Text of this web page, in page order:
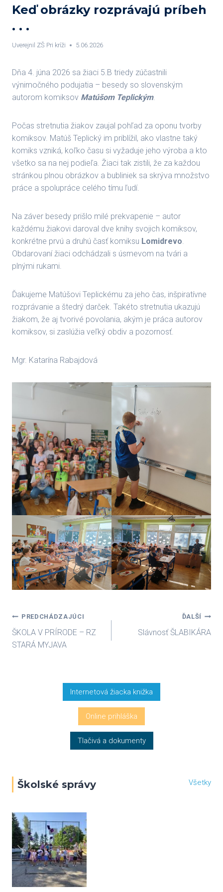
Keď obrázky rozprávajú príbeh
. . .
Uverejnil ZŠ Pri kríži 5.06.2026
Dňa 4. júna 2026 sa žiaci 5.B triedy zúčastnili
výnimočného podujatia – besedy so slovenským
autorom komiksov Matúšom Teplickým.
Počas stretnutia žiakov zaujal pohľad za oponu tvorby
komiksov. Matúš Teplický im priblížil, ako vlastne taký
komiks vzniká, koľko času si vyžaduje jeho výroba a kto
všetko sa na nej podieľa. Žiaci tak zistili, že za každou
stránkou plnou obrázkov a bubliniek sa skrýva množstvo
práce a spolupráce celého tímu ľudí.
Na záver besedy prišlo milé prekvapenie – autor
každému žiakovi daroval dve knihy svojich komiksov,
konkrétne prvú a druhú časť komiksu Lomidrevo.
Obdarovaní žiaci odchádzali s úsmevom na tvári a
plnými rukami.
Ďakujeme Matúšovi Teplickému za jeho čas, inšpiratívne
rozprávanie a štedrý darček. Takéto stretnutia ukazujú
žiakom, že aj tvorivé povolania, akým je práca autorov
komiksov, si zaslúžia veľký obdiv a pozornosť.
Mgr. Katarína Rabajdová
Navigácia
v
PREDCHÁDZAJÚCI
ŠKOLA V PRÍRODE – RZ
STARÁ MYJAVA
ĎALŠÍ
Slávnosť ŠLABIKÁRA
Internetová žiacka knižka
Online prihláška
Tlačivá a dokumenty
Školské správy Všetky